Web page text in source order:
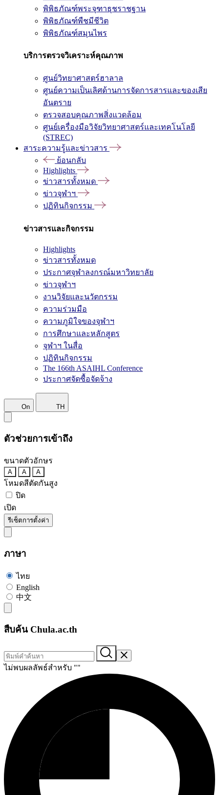
พิพิธภัณฑ์พระจุฑาธุชราชฐาน
พิพิธภัณฑ์พืชมีชีวิต
พิพิธภัณฑ์สมุนไพร
บริการตรวจวิเคราะห์คุณภาพ
ศูนย์วิทยาศาสตร์ฮาลาล
ศูนย์ความเป็นเลิศด้านการจัดการสารและของเสีย
อันตราย
ตรวจสอบคุณภาพสิ่งแวดล้อม
ศูนย์เครื่องมือวิจัยวิทยาศาสตร์และเทคโนโลยี
(STREC)
สาระความรู้และข่าวสาร
ย้อนกลับ
Highlights
ข่าวสารทั้งหมด
ข่าวจุฬาฯ
ปฏิทินกิจกรรม
ข่าวสารและกิจกรรม
Highlights
ข่าวสารทั้งหมด
ประกาศจุฬาลงกรณ์มหาวิทยาลัย
ข่าวจุฬาฯ
งานวิจัยและนวัตกรรม
ความร่วมมือ
ความภูมิใจของจุฬาฯ
การศึกษาและหลักสูตร
จุฬาฯ ในสื่อ
ปฏิทินกิจกรรม
The 166th ASAIHL Conference
ประกาศจัดซื้อจัดจ้าง
On TH
ตัวช่วยการเข้าถึง
ขนาดตัวอักษร
A A A
โหมดสีตัดกันสูง
ปิด
เปิด
รีเซ็ตการตั้งค่า
ภาษา
ไทย
English
中文
สืบค้น Chula.ac.th
ไม่พบผลลัพธ์สำหรับ ""